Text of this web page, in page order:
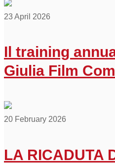
23 April 2026
Il training
Giulia Film
20 February 2026
LA RICADUTA